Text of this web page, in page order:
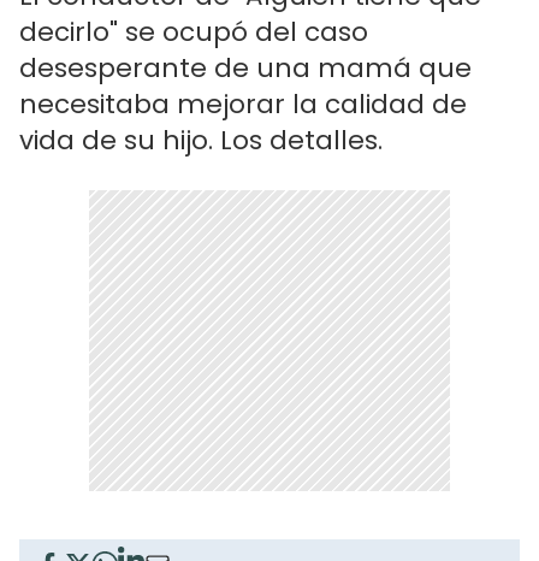
decirlo" se ocupó del caso
desesperante de una mamá que
necesitaba mejorar la calidad de
vida de su hijo. Los detalles.